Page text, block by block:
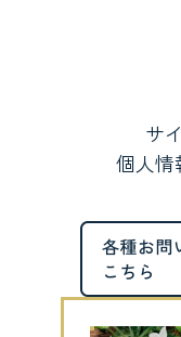
サ
個人情